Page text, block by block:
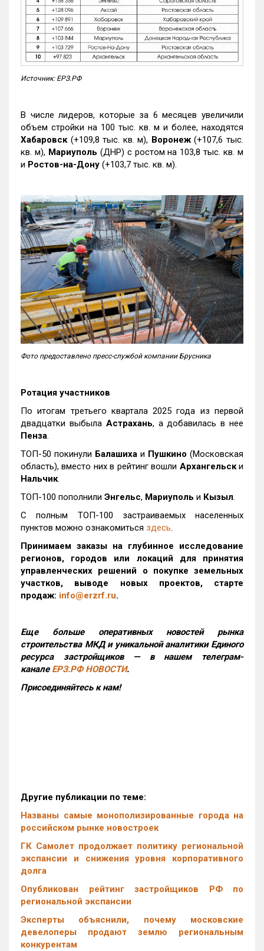
Источник: ЕРЗ.РФ
В числе лидеров, которые за 6 месяцев увеличили
объем стройки на 100 тыс. кв. м и более, находятся
Хабаровск (+109,8 тыс. кв. м), Воронеж(+107,6 тыс.
кв. м), Мариуполь (ДНР) с ростом на 103,8 тыс. кв. м
и Ростов-на-Дону (+103,7 тыс. кв. м).
Фото предоставлено пресс-службой компании Брусника
Ротация участников
По итогам третьего квартала 2025 года из первой
двадцатки выбыла Астрахань, а добавилась в нее
Пенза.
ТОП-50 покинули Балашиха и Пушкино (Московская
область), вместо них в рейтинг вошли Архангельски
Нальчик.
ТОП-100 пополнили Энгельс, Мариуполь и Кызыл.
С полным ТОП-100 застраиваемых населенных
пунктов можно ознакомиться здесь.
Принимаем заказы на глубинное исследование
регионов, городов или локаций для принятия
управленческих решений о покупке земельных
участков, выводе новых проектов, старте
продаж: info@erzrf.ru.
Еще больше оперативных новостей рынка
строительства МКД и уникальной аналитики Единого
ресурса застройщиков — в нашем телеграм-
канале ЕРЗ.РФ НОВОСТИ.
Присоединяйтесь к нам!
Другие публикации по теме:
Названы самые монополизированные города на
российском рынке новостроек
ГК Самолет продолжает политику региональной
экспансии и снижения уровня корпоративного
долга
Опубликован рейтинг застройщиков РФ по
региональной экспансии
Эксперты объяснили, почему московские
девелоперы продают землю региональным
конкурентам